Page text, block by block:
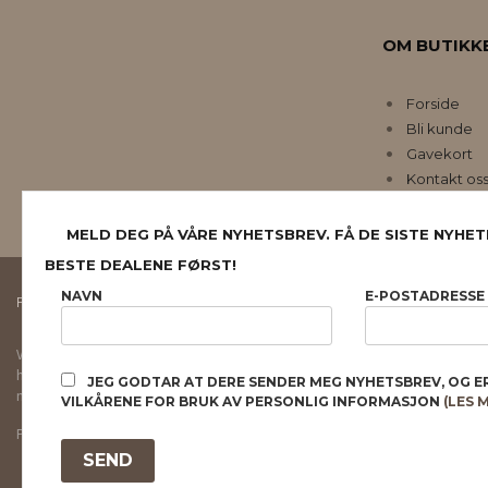
OM
Forside
Bli kunde
Gavekort
Kontakt oss
FRAKT KJØPSBETINGELSER SIKKERHET OG PERSONVERN
Vår nettbutikk bruker cookies slik at du får en bedre kjøpsopplevelse og vi kan
hovedsaklig til å lagre innloggingsdetaljer og huske hva du har puttet i
normalt om du godtar dette.Les merellerendre innstillinger for cookies.
Powered by
MELD DEG PÅ VÅRE NYHETSBREV. FÅ DE SISTE
BESTE DEALENE FØRST!
NAVN E-POSTADRESSE
JEG GODTAR AT DERE SENDER MEG NYHETSBREV, OG
VILKÅRENE FOR BRUK AV PERSONLIG INFORMASJON (LES